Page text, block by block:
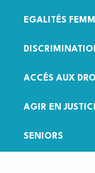
EGALITÉS
ACCÉS AUX
AGIR EN
SENIORS